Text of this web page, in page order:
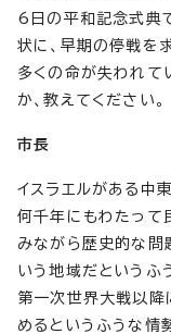
6日の平和記念式典
状に、早期の停戦を
多くの命が失われて
か、教えてください。
市長
イスラエルがある中
何千年にもわたって
みながら歴史的な問
いう地域だというふ
第一次世界大戦以降
めるというふうな情